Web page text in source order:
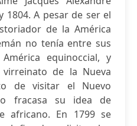
1804. A pesar de ser el
de la América
no tenía entre sus
equinoccial, y
de la Nueva
de visitar el Nuevo
fracasa su idea de
africano. En 1799 se